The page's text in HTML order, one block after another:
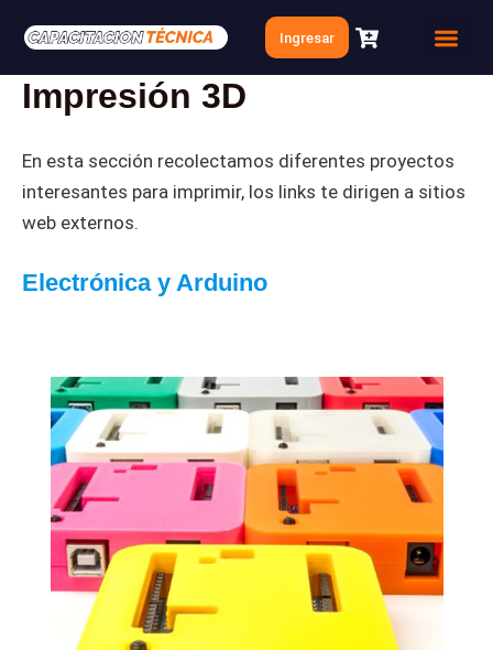
contenido
Ingresar
Impresión 3D
En esta sección recolectamos diferentes proyectos
interesantes para imprimir, los links te dirigen a sitios
web externos.
Electrónica y Arduino